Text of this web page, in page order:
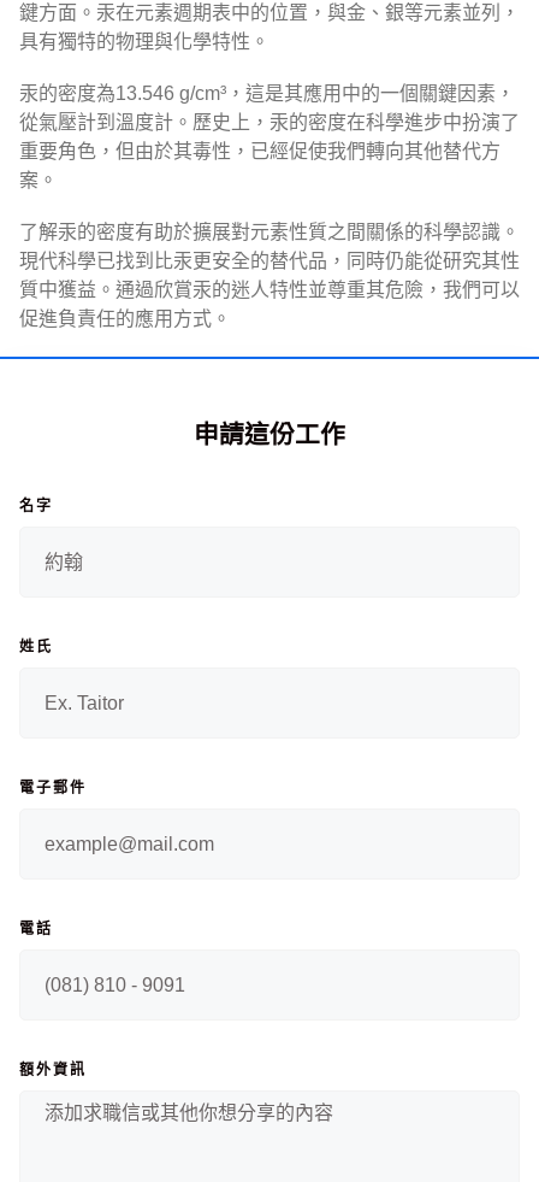
鍵方面。汞在元素週期表中的位置，與金、銀等元素並列，
具有獨特的物理與化學特性。
汞的密度為13.546 g/cm³，這是其應用中的一個關鍵因素，
從氣壓計到溫度計。歷史上，汞的密度在科學進步中扮演了
重要角色，但由於其毒性，已經促使我們轉向其他替代方
案。
了解汞的密度有助於擴展對元素性質之間關係的科學認識。
現代科學已找到比汞更安全的替代品，同時仍能從研究其性
質中獲益。通過欣賞汞的迷人特性並尊重其危險，我們可以
促進負責任的應用方式。
申請這份工作
名字
姓氏
電子郵件
電話
額外資訊